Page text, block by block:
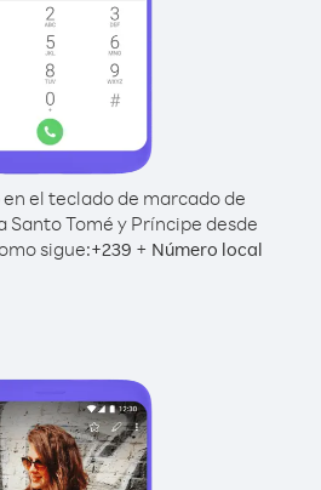
el teclado de marcado de
Santo Tomé y Príncipe desde
sigue:+239 + Número local